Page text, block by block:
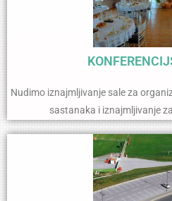
Nudimo iznajmljivanje sale za
sastanaka i iznajmljivanje